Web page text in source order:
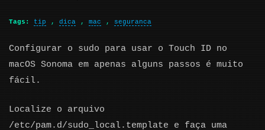
Tags: tip , dica , mac , seguranca
Configurar o sudo para usar o Touch ID no
macOS Sonoma em apenas alguns passos é muito
fácil.
Localize o arquivo
/etc/pam.d/sudo_local.template e faça uma